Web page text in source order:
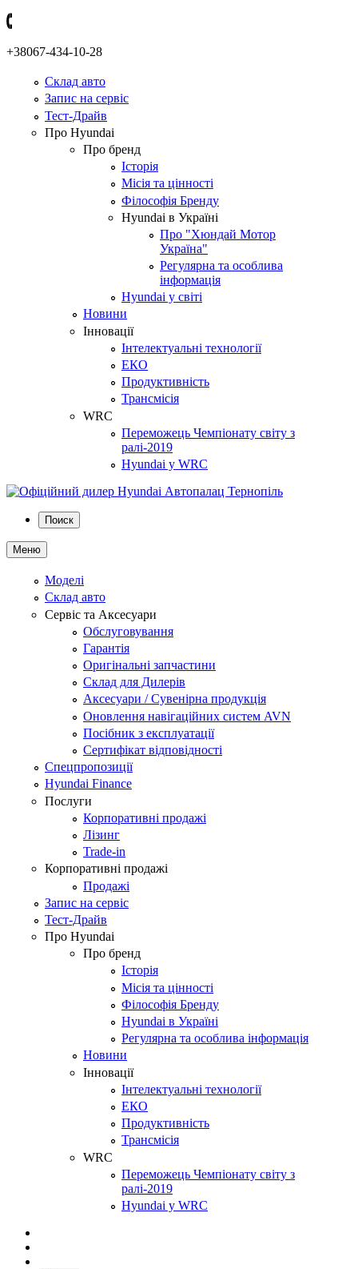
+38067-434-10-28
Склад авто
Запис на сервіс
Тест-Драйв
Про Hyundai
Про бренд
Історія
Місія та цінності
Філософія Бренду
Hyundai в Україні
Про "Хюндай Мотор
Україна"
Регулярна та особлива
інформація
Hyundai у світі
Новини
Інновації
Інтелектуальні технології
ЕКО
Продуктивність
Трансмісія
WRC
Переможець Чемпіонату світу з
ралі-2019
Hyundai у WRC
Поиск
Меню
Моделі
Склад авто
Сервіс та Аксесуари
Обслуговування
Гарантія
Оригінальні запчастини
Склад для Дилерів
Аксесуари / Сувенірна продукція
Оновлення навігаційних систем AVN
Посібник з експлуатації
Сертифікат відповідності
Спецпропозиції
Hyundai Finance
Послуги
Корпоративні продажі
Лізинг
Trade-in
Корпоративні продажі
Продажі
Запис на сервіс
Тест-Драйв
Про Hyundai
Про бренд
Історія
Місія та цінності
Філософія Бренду
Hyundai в Україні
Регулярна та особлива інформація
Новини
Інновації
Інтелектуальні технології
ЕКО
Продуктивність
Трансмісія
WRC
Переможець Чемпіонату світу з
ралі-2019
Hyundai у WRC